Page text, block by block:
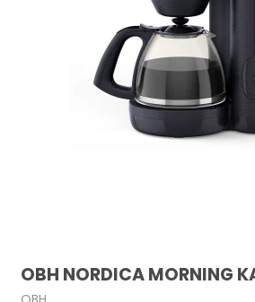
OBH NORDICA MORNING